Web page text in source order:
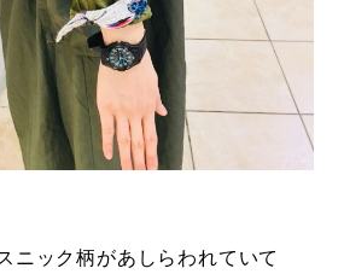
ニック柄があしらわれていて